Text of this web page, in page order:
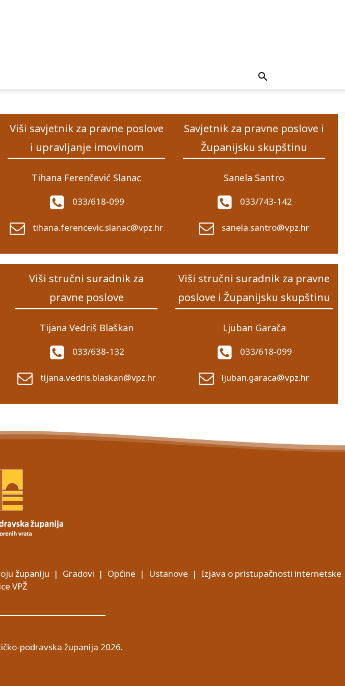
Viši savjetnik za pravne poslove
i upravljanje imovinom
Tihana Ferenčević Slanac
033/618-099
tihana.ferencevic.slanac@vpz.hr
Savjetnik za pravne poslove i
Županijsku skupštinu
Sanela Santro
033/743-142
sanela.santro@vpz.hr
Viši stručni suradnik za
pravne poslove
Tijana Vedriš Blaškan
033/638-132
tijana.vedris.blaskan@vpz.hr
Viši stručni suradnik za pravne
poslove i Županijsku skupštinu
Ljuban Garača
033/618-099
ljuban.garaca@vpz.hr
županiju | Gradovi | Općine | Ustanove | Izjava o pristupačnosti internetske
VPŽ
podravska županija 2026.